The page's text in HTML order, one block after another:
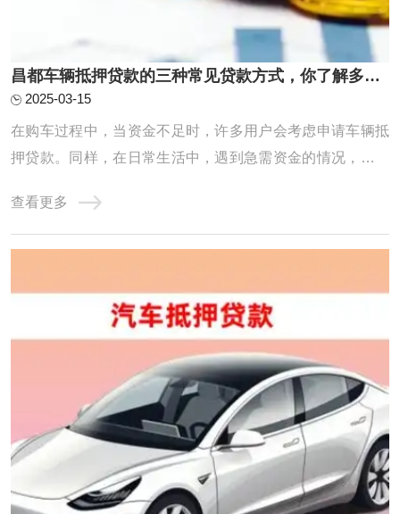
昌都车辆抵押贷款的三种常见贷款方式，你了解多少？
2025-03-15
在购车过程中，当资金不足时，许多用户会考虑申请车辆抵
押贷款。同样，在日常生活中，遇到急需资金的情况，部分
所需资金。接下来，我们将深入探讨车辆抵押贷款的几种常
见方式。昌都车辆抵押贷款的三种常见贷款方式人们生活水
查看更多